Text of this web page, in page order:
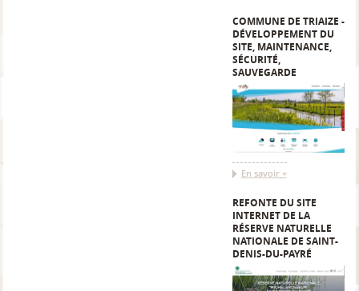
COMMUNE DE TRIAIZE -
DÉVELOPPEMENT DU
SITE, MAINTENANCE,
SÉCURITÉ,
SAUVEGARDE
En savoir +
REFONTE DU SITE
INTERNET DE LA
RÉSERVE NATURELLE
NATIONALE DE SAINT-
DENIS-DU-PAYRÉ